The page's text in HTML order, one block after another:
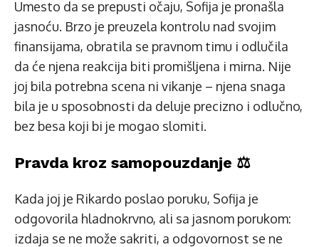
Umesto da se prepusti očaju, Sofija je pronašla
jasnoću. Brzo je preuzela kontrolu nad svojim
finansijama, obratila se pravnom timu i odlučila
da će njena reakcija biti promišljena i mirna. Nije
joj bila potrebna scena ni vikanje – njena snaga
bila je u sposobnosti da deluje precizno i odlučno,
bez besa koji bi je mogao slomiti.
Pravda kroz samopouzdanje ⚖️
Kada joj je Rikardo poslao poruku, Sofija je
odgovorila hladnokrvno, ali sa jasnom porukom:
izdaja se ne može sakriti, a odgovornost se ne